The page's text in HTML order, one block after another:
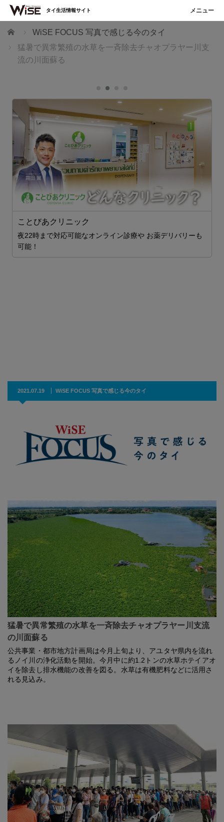
ホーム
WiSE FOCUS 写真で感じる今のタイ
猛暑で異常繁殖の水草を一斉除去チャオプラヤー川支
流の川面蘇る
ことびあクリニック
夜22時まで対応可能なオンライン診療や お薬デリバリーも
可能！
2021.07.19 WiSE FOCUS 写真で感じる今のタイ
猛暑で異常繁殖の水草を一斉除去チャオプラヤー川支流
の川面蘇る
公共事業・都市地方計画局は今月上旬より、アユタヤ県内を流れ
るノイ川の浄化活動を開始。今月中に約1.2トンの水草ホテイアオ
イを除去し排水機能の改善を図る。水草は有機肥料などに活用さ
れる見込み。
タイ生活情報サイト